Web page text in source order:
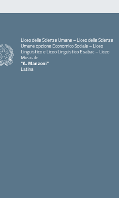
Liceo delle Scienze Umane – Liceo delle Scienze
Umane opzione Economico Sociale – Liceo
Linguistico e Liceo Linguistico Esabac – Liceo
Musicale
"A. Manzoni"
Latina